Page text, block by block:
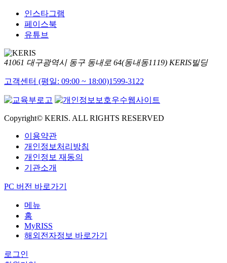
인스타그램
페이스북
유튜브
41061 대구광역시 동구 동내로 64(동내동1119) KERIS빌딩
고객센터 (평일: 09:00 ~ 18:00)1599-3122
Copyright© KERIS. ALL RIGHTS RESERVED
이용약관
개인정보처리방침
개인정보 재동의
기관소개
PC 버전 바로가기
메뉴
홈
MyRISS
해외전자정보 바로가기
로그인